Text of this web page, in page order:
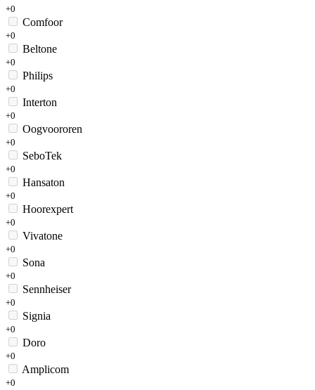
+0
Comfoor
+0
Beltone
+0
Philips
+0
Interton
+0
Oogvoororen
+0
SeboTek
+0
Hansaton
+0
Hoorexpert
+0
Vivatone
+0
Sona
+0
Sennheiser
+0
Signia
+0
Doro
+0
Amplicom
+0